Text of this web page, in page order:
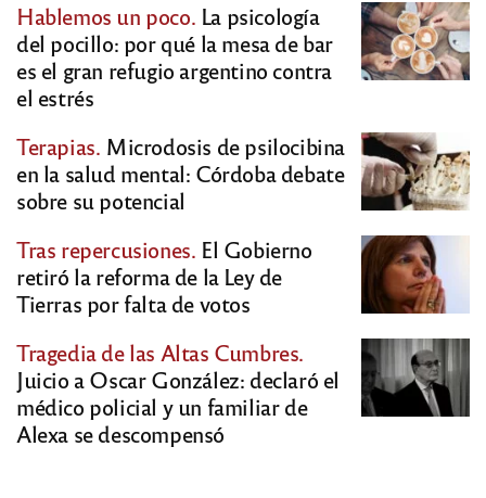
Hablemos un poco. La psicología
del pocillo: por qué la mesa de bar
es el gran refugio argentino contra
el estrés
Terapias. Microdosis de psilocibina
en la salud mental: Córdoba debate
sobre su potencial
Tras repercusiones. El Gobierno
retiró la reforma de la Ley de
Tierras por falta de votos
Tragedia de las Altas Cumbres.
Juicio a Oscar González: declaró el
médico policial y un familiar de
Alexa se descompensó